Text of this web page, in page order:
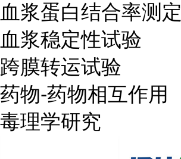
血浆蛋白结合率测定
血浆稳定性试验
跨膜转运试验
药物-药物相互作用
毒理学研究